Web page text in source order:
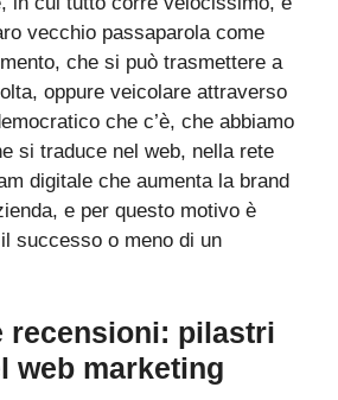
vecchio passaparola come
che si può trasmettere a
oppure veicolare attraverso
che c’è, che abbiamo
si traduce nel web, nella rete
digitale che aumenta la brand
e per questo motivo è
successo o meno di un
recensioni: pilastri
web marketing